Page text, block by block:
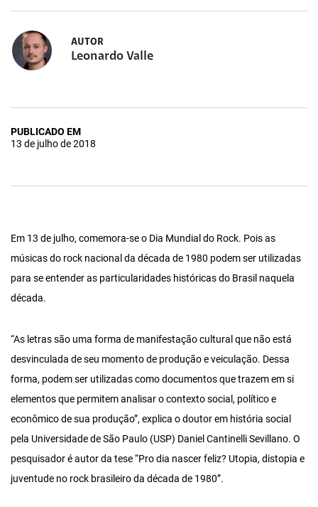
AUTOR
Leonardo Valle
PUBLICADO EM
13 de julho de 2018
Em 13 de julho, comemora-se o Dia Mundial do Rock. Pois as
músicas do rock nacional da década de 1980 podem ser utilizadas
para se entender as particularidades históricas do Brasil naquela
década.
“As letras são uma forma de manifestação cultural que não está
desvinculada de seu momento de produção e veiculação. Dessa
forma, podem ser utilizadas como documentos que trazem em si
elementos que permitem analisar o contexto social, político e
econômico de sua produção”, explica o doutor em história social
pela Universidade de São Paulo (USP) Daniel Cantinelli Sevillano. O
pesquisador é autor da tese “Pro dia nascer feliz? Utopia, distopia e
juventude no rock brasileiro da década de 1980”.